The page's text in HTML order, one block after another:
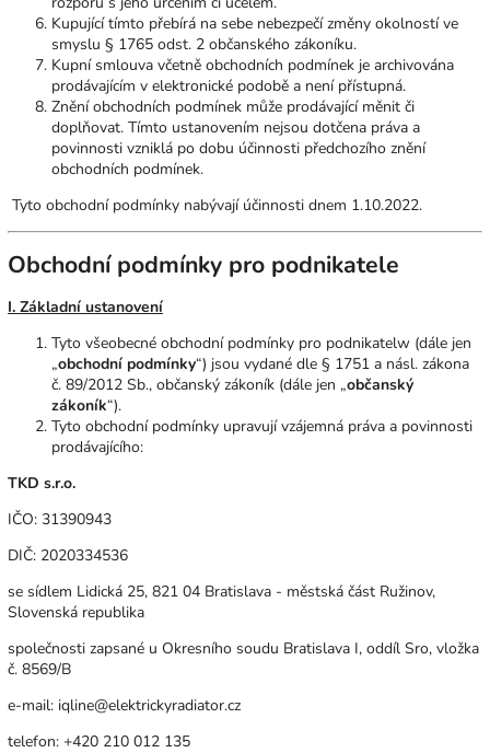
Kupující tímto přebírá na sebe nebezpečí změny okolností ve
smyslu § 1765 odst. 2 občanského zákoníku.
Kupní smlouva včetně obchodních podmínek je archivována
prodávajícím v elektronické podobě a není přístupná.
Znění obchodních podmínek může prodávající měnit či
doplňovat. Tímto ustanovením nejsou dotčena práva a
povinnosti vzniklá po dobu účinnosti předchozího znění
obchodních podmínek.
Tyto obchodní podmínky nabývají účinnosti dnem 1.10.2022.
Obchodní podmínky pro podnikatele
I. Základní ustanovení
Tyto všeobecné obchodní podmínky pro podnikatelw (dále jen
„obchodní podmínky“) jsou vydané dle § 1751 a násl. zákona
č. 89/2012 Sb., občanský zákoník (dále jen „občanský
zákoník“).
Tyto obchodní podmínky upravují vzájemná práva a povinnosti
prodávajícího:
TKD s.r.o.
IČO: 31390943
DIČ: 2020334536
se sídlem Lidická 25, 821 04 Bratislava - městská část Ružinov,
Slovenská republika
společnosti zapsané u Okresního soudu Bratislava I, oddíl Sro, vložka
č. 8569/B
e-mail: iqline@elektrickyradiator.cz
telefon: +420 210 012 135